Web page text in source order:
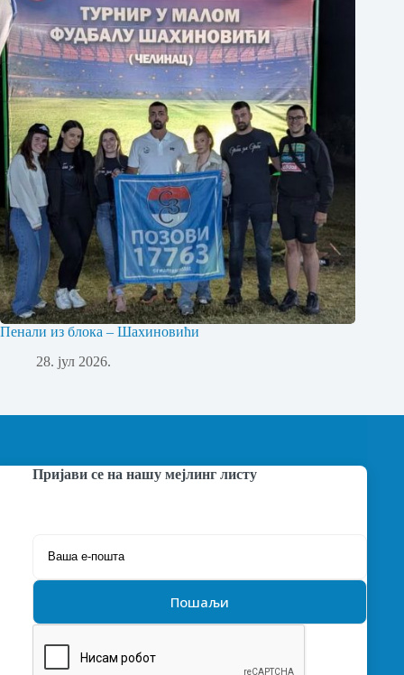
Пенали из блока – Шахиновићи
28. јул 2026.
Пријави се на нашу мејлинг листу